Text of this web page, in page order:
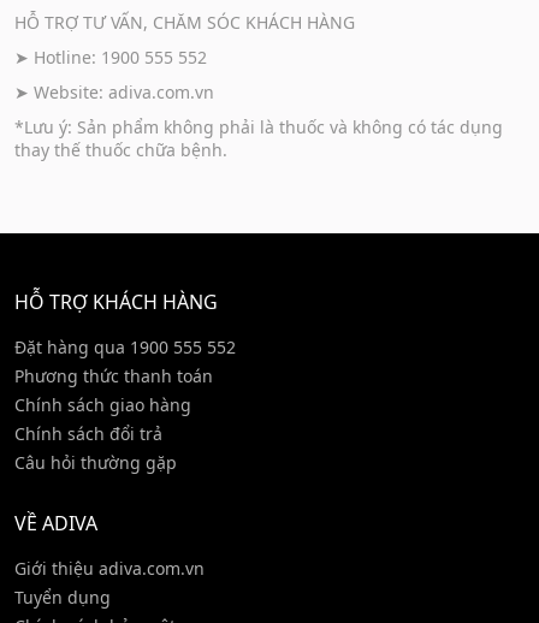
HỖ TRỢ TƯ VẤN, CHĂM SÓC KHÁCH HÀNG
➤ Hotline: 1900 555 552
➤ Website: adiva.com.vn
*Lưu ý: Sản phẩm không phải là thuốc và không có tác dụng
thay thế thuốc chữa bệnh.
HỖ TRỢ KHÁCH HÀNG
Đặt hàng qua 1900 555 552
Phương thức thanh toán
Chính sách giao hàng
Chính sách đổi trả
Câu hỏi thường gặp
VỀ ADIVA
Giới thiệu adiva.com.vn
Tuyển dụng